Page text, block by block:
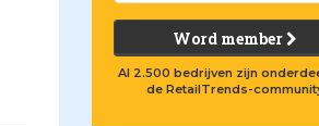
Word member
Al 2.500 bedrijven zijn
de RetailTrends-